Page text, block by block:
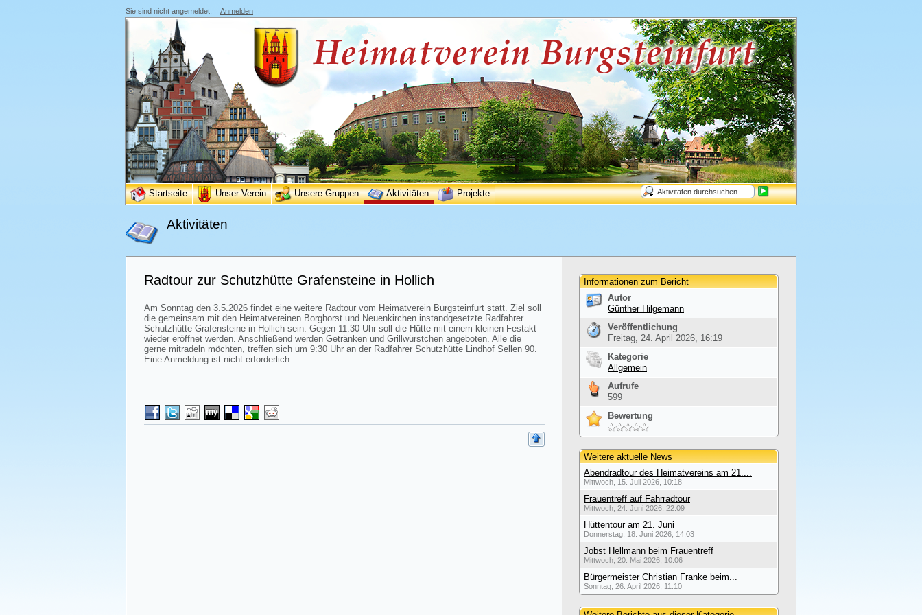
Sie sind nicht angemeldet. Anmelden
Startseite Unser Verein Unsere Gruppen Aktivitäten Projekte
Aktivitäten
Radtour zur Schutzhütte Grafensteine in Hollich
Am Sonntag den 3.5.2026 findet eine weitere Radtour vom Heimatverein Burgsteinfurt statt. Ziel soll
die gemeinsam mit den Heimatvereinen Borghorst und Neuenkirchen instandgesetzte Radfahrer
Schutzhütte Grafensteine in Hollich sein. Gegen 11:30 Uhr soll die Hütte mit einem kleinen Festakt
wieder eröffnet werden. Anschließend werden Getränken und Grillwürstchen angeboten. Alle die
gerne mitradeln möchten, treffen sich um 9:30 Uhr an der Radfahrer Schutzhütte Lindhof Sellen 90.
Eine Anmeldung ist nicht erforderlich.
Informationen zum Bericht
Autor
Günther Hilgemann
Veröffentlichung
Freitag, 24. April 2026, 16:19
Kategorie
Allgemein
Aufrufe
599
Bewertung
Weitere aktuelle News
Abendradtour des Heimatvereins am 21....
Mittwoch, 15. Juli 2026, 10:18
Frauentreff auf Fahrradtour
Mittwoch, 24. Juni 2026, 22:09
Hüttentour am 21. Juni
Donnerstag, 18. Juni 2026, 14:03
Jobst Hellmann beim Frauentreff
Mittwoch, 20. Mai 2026, 10:06
Bürgermeister Christian Franke beim...
Sonntag, 26. April 2026, 11:10